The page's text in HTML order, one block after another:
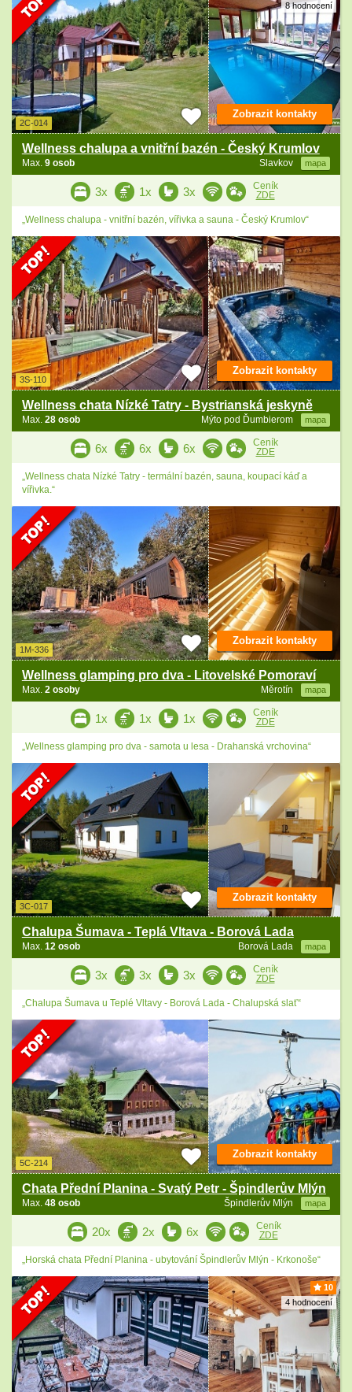
8 hodnocení
2C-014
Wellness chalupa a vnitřní bazén - Český Krumlov
Slavkov mapa
Max. 9 osob
Zobrazit kontakty
3x 1x 3x
Ceník
ZDE
„Wellness chalupa - vnitřní bazén, vířivka a sauna - Český Krumlov“
3S-110
Wellness chata Nízké Tatry - Bystrianská jeskyně
Mýto pod Ďumbierom mapa
Max. 28 osob
Zobrazit kontakty
6x 6x 6x
Ceník
ZDE
„Wellness chata Nízké Tatry - termální bazén, sauna, koupací káď a
vířivka.“
1M-336
Wellness glamping pro dva - Litovelské Pomoraví
Měrotín mapa
Max. 2 osoby
Zobrazit kontakty
1x 1x 1x
Ceník
ZDE
„Wellness glamping pro dva - samota u lesa - Drahanská vrchovina“
3C-017
Chalupa Šumava - Teplá Vltava - Borová Lada
Borová Lada mapa
Max. 12 osob
Zobrazit kontakty
3x 3x 3x
Ceník
ZDE
„Chalupa Šumava u Teplé Vltavy - Borová Lada - Chalupská slať“
5C-214
Chata Přední Planina - Svatý Petr - Špindlerův Mlýn
Špindlerův Mlýn mapa
Max. 48 osob
Zobrazit kontakty
20x 2x 6x
Ceník
ZDE
„Horská chata Přední Planina - ubytování Špindlerův Mlýn - Krkonoše“
10
4 hodnocení